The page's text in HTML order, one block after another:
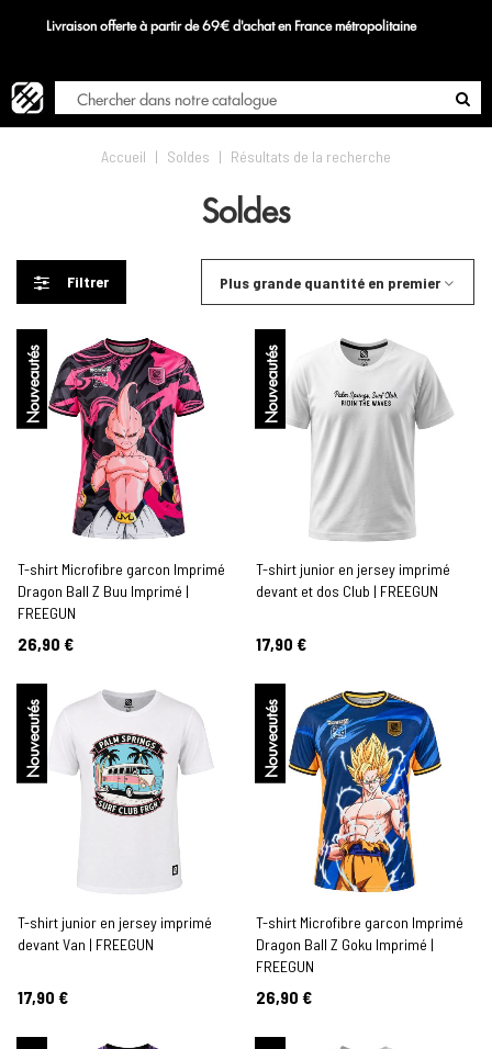
Livraison offerte à partir de 69€ d'achat en France métropolitaine
Accueil | Soldes | Résultats de la recherche
Soldes
Filtrer Plus grande quantité en premier
Nouveautés
T-shirt Microfibre garcon Imprimé
Dragon Ball Z Buu Imprimé |
FREEGUN
26,90 €
Nouveautés
T-shirt junior en jersey imprimé
devant et dos Club | FREEGUN
17,90 €
Nouveautés
T-shirt junior en jersey imprimé
devant Van | FREEGUN
17,90 €
Nouveautés
T-shirt Microfibre garcon Imprimé
Dragon Ball Z Goku Imprimé |
FREEGUN
26,90 €